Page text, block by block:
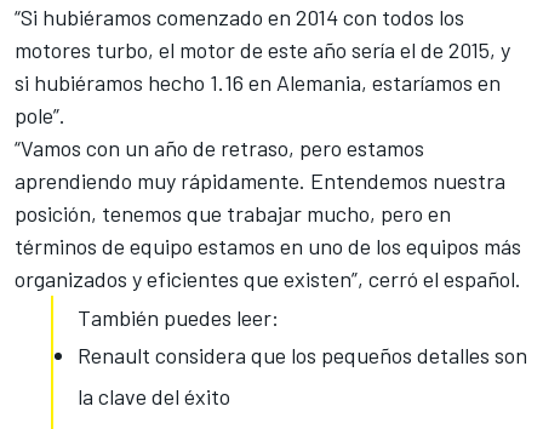
“Si hubiéramos comenzado en 2014 con todos los
motores turbo, el motor de este año sería el de 2015, y
si hubiéramos hecho 1.16 en Alemania, estaríamos en
pole”.
“Vamos con un año de retraso, pero estamos
aprendiendo muy rápidamente. Entendemos nuestra
posición, tenemos que trabajar mucho, pero en
términos de equipo estamos en uno de los equipos más
organizados y eficientes que existen”, cerró el español.
También puedes leer:
Renault considera que los pequeños detalles son
la clave del éxito